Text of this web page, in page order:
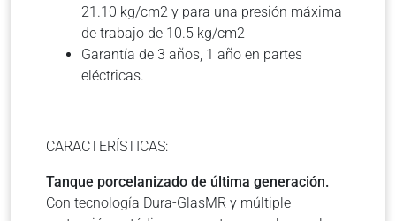
21.10 kg/cm2 y para una presión máxima
de trabajo de 10.5 kg/cm2
Garantía de 3 años, 1 año en partes
eléctricas.
CARACTERÍSTICAS:
Tanque porcelanizado de última generación.
Con tecnología Dura-GlasMR y múltiple